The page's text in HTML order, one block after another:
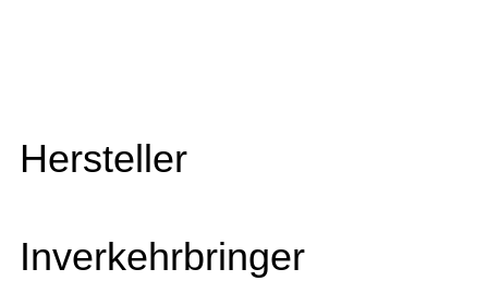
Hersteller
Inverkehrbringer